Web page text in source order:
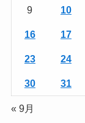
9 10
16 17
23 24
30 31
« 9月